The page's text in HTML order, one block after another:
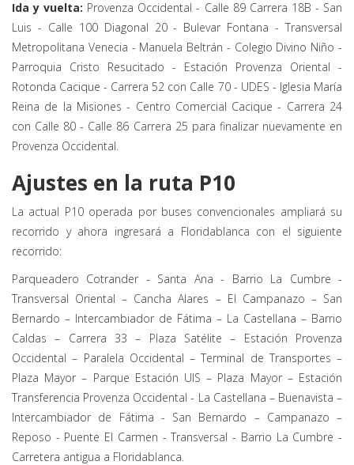
Ida y vuelta: Provenza Occidental - Calle 89 Carrera 18B - San
Luis - Calle 100 Diagonal 20 - Bulevar Fontana - Transversal
Metropolitana Venecia - Manuela Beltrán - Colegio Divino Niño -
Parroquia Cristo Resucitado - Estación Provenza Oriental -
Rotonda Cacique - Carrera 52 con Calle 70 - UDES - Iglesia María
Reina de la Misiones - Centro Comercial Cacique - Carrera 24
con Calle 80 - Calle 86 Carrera 25 para finalizar nuevamente en
Provenza Occidental.
Ajustes en la ruta P10
La actual P10 operada por buses convencionales ampliará su
recorrido y ahora ingresará a Floridablanca con el siguiente
recorrido:
Parqueadero Cotrander - Santa Ana - Barrio La Cumbre -
Transversal Oriental – Cancha Alares – El Campanazo – San
Bernardo – Intercambiador de Fátima – La Castellana – Barrio
Caldas – Carrera 33 – Plaza Satélite – Estación Provenza
Occidental – Paralela Occidental – Terminal de Transportes –
Plaza Mayor – Parque Estación UIS – Plaza Mayor – Estación
Transferencia Provenza Occidental - La Castellana – Buenavista –
Intercambiador de Fátima - San Bernardo – Campanazo –
Reposo - Puente El Carmen - Transversal - Barrio La Cumbre -
Carretera antigua a Floridablanca.